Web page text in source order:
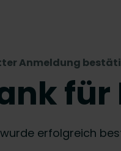
Anmeldung
erfolgreich